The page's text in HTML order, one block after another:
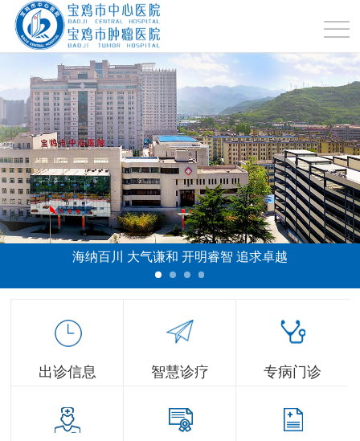
海纳百川 大气谦和 开明睿智 追求卓越
出诊信息 智慧诊疗 专病门诊